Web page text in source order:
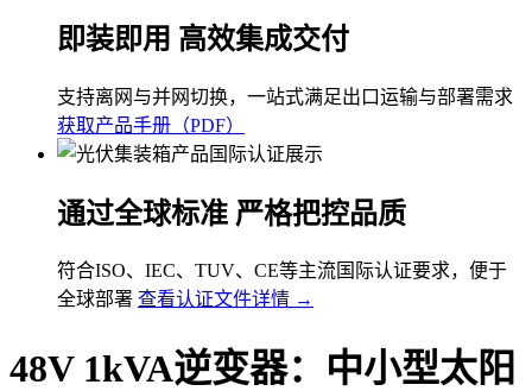
即装即用 高效集成交付
支持离网与并网切换，一站式满足出口运输与部署需求
获取产品手册（PDF）
通过全球标准 严格把控品质
符合ISO、IEC、TUV、CE等主流国际认证要求，便于
全球部署 查看认证文件详情 →
48V 1kVA逆变器：中小型太阳